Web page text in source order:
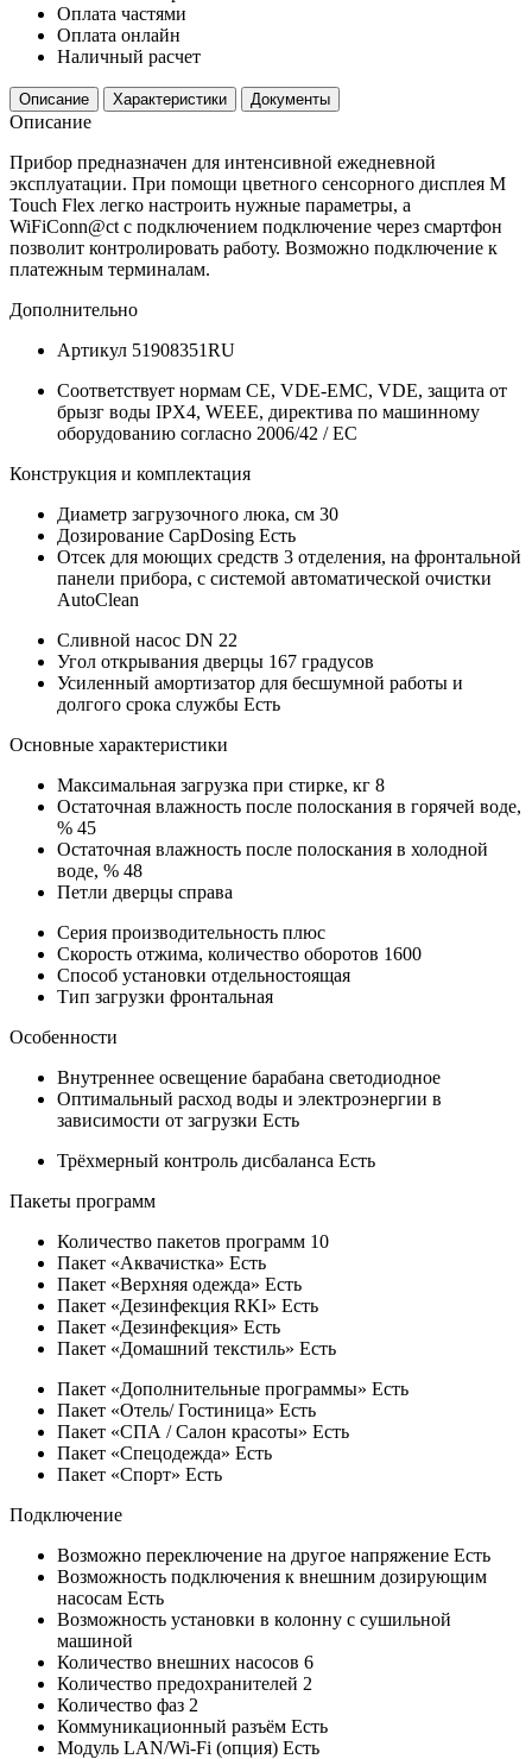
Оплата частями
Оплата онлайн
Наличный расчет
Описание Характеристики Документы
Описание
Прибор предназначен для интенсивной ежедневной
эксплуатации. При помощи цветного сенсорного дисплея M
Touch Flex легко настроить нужные параметры, а
WiFiConn@ct с подключением подключение через смартфон
позволит контролировать работу. Возможно подключение к
платежным терминалам.
Дополнительно
Артикул 51908351RU
Соответствует нормам CE, VDE-EMC, VDE, защита от
брызг воды IPX4, WEEE, директива по машинному
оборудованию согласно 2006/42 / EC
Конструкция и комплектация
Диаметр загрузочного люка, см 30
Дозирование CapDosing Есть
Отсек для моющих средств 3 отделения, на фронтальной
панели прибора, с системой автоматической очистки
AutoClean
Сливной насос DN 22
Угол открывания дверцы 167 градусов
Усиленный амортизатор для бесшумной работы и
долгого срока службы Есть
Основные характеристики
Максимальная загрузка при стирке, кг 8
Остаточная влажность после полоскания в горячей воде,
% 45
Остаточная влажность после полоскания в холодной
воде, % 48
Петли дверцы справа
Серия производительность плюс
Скорость отжима, количество оборотов 1600
Способ установки отдельностоящая
Тип загрузки фронтальная
Особенности
Внутреннее освещение барабана светодиодное
Оптимальный расход воды и электроэнергии в
зависимости от загрузки Есть
Трёхмерный контроль дисбаланса Есть
Пакеты программ
Количество пакетов программ 10
Пакет «Аквачистка» Есть
Пакет «Верхняя одежда» Есть
Пакет «Дезинфекция RKI» Есть
Пакет «Дезинфекция» Есть
Пакет «Домашний текстиль» Есть
Пакет «Дополнительные программы» Есть
Пакет «Отель/ Гостиница» Есть
Пакет «СПА / Салон красоты» Есть
Пакет «Спецодежда» Есть
Пакет «Спорт» Есть
Подключение
Возможно переключение на другое напряжение Есть
Возможность подключения к внешним дозирующим
насосам Есть
Возможность установки в колонну с сушильной
машиной
Количество внешних насосов 6
Количество предохранителей 2
Количество фаз 2
Коммуникационный разъём Есть
Модуль LAN/Wi-Fi (опция) Есть